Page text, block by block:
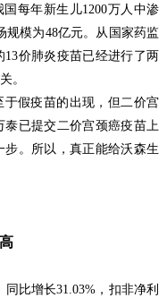
国每年新生儿1200万人中渗
规模为48亿元。从国家药监
13价肺炎疫苗已经进行了两
。
于假疫苗的出现，但二价宫
已提交二价宫颈癌疫苗上
。所以，真正能给沃森生
同比增长31.03% ，扣非净利